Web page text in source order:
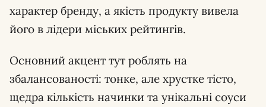
характер бренду, а якість продукту вивела
його в лідери міських рейтингів.
Основний акцент тут роблять на
збалансованості: тонке, але хрустке тісто,
щедра кількість начинки та унікальні соуси